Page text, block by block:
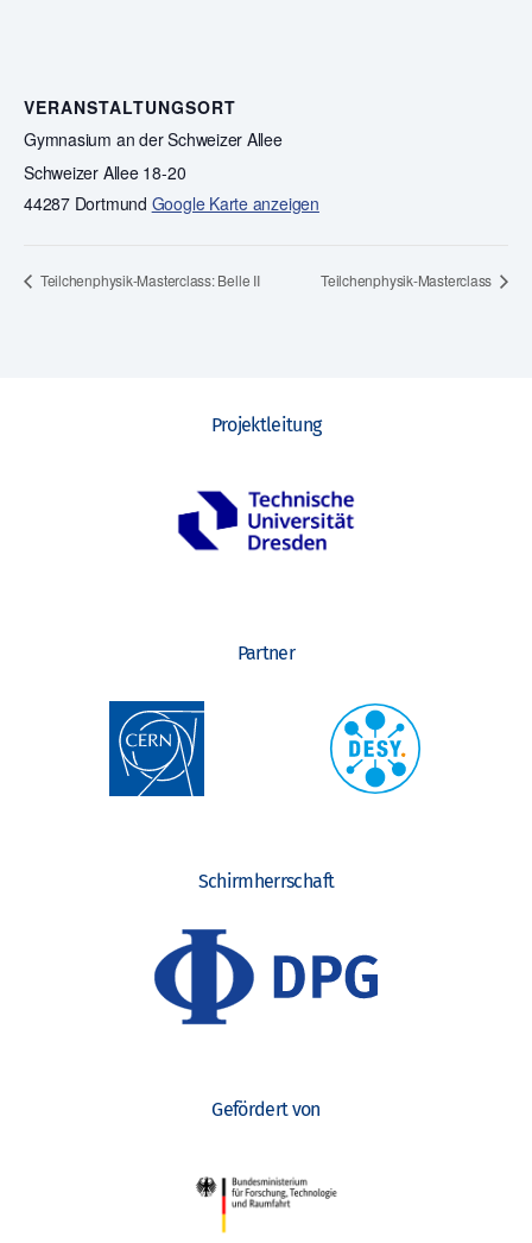
VERANSTALTUNGSORT
Gymnasium an der Schweizer Allee
Schweizer Allee 18-20
44287 Dortmund Google Karte anzeigen
Teilchenphysik-Masterclass: Belle II Teilchenphysik-Masterclass
Projektleitung
Partner
Schirmherrschaft
Gefördert von